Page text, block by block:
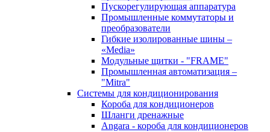
Пускорегулирующая аппаратура
Промышленные коммутаторы и
преобразователи
Гибкие изолированные шины –
«Media»
Модульные щитки - "FRAME"
Промышленная автоматизация –
"Mitra"
Системы для кондиционирования
Короба для кондиционеров
Шланги дренажные
Angara - короба для кондиционеров